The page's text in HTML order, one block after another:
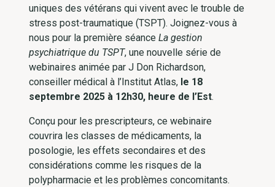
uniques des vétérans qui vivent avec le trouble de
stress post-traumatique (TSPT). Joignez-vous à
nous pour la première séance La gestion
psychiatrique du TSPT, une nouvelle série de
webinaires animée par J Don Richardson,
conseiller médical à l’Institut Atlas, le 18
septembre 2025 à 12h30, heure de l’Est.
Conçu pour les prescripteurs, ce webinaire
couvrira les classes de médicaments, la
posologie, les effets secondaires et des
considérations comme les risques de la
polypharmacie et les problèmes concomitants.